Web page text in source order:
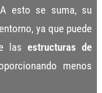
esto se suma, su
ya que puede
las estructuras de
menos